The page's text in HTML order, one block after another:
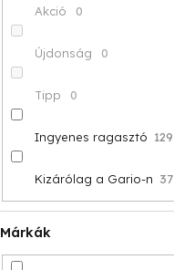
a
e
Akció 0
Újdonság 0
Tipp 0
Ingyenes ragasztó 129
Kizárólag a Gario-n 37
Márkák